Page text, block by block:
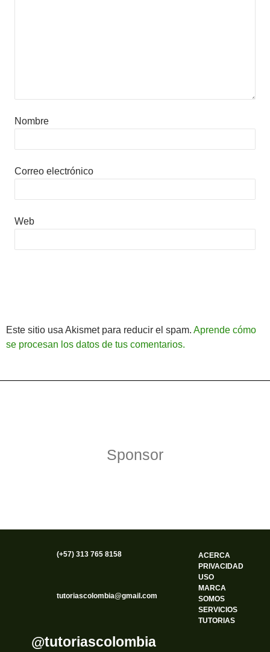
Nombre
Correo electrónico
Web
Este sitio usa Akismet para reducir el spam. Aprende cómo
se procesan los datos de tus comentarios.
Sponsor
(+57) 313 765 8158
tutoriascolombia@gmail.com
@tutoriascolombia
ACERCA
PRIVACIDAD
USO
MARCA
SOMOS
SERVICIOS
TUTORIAS